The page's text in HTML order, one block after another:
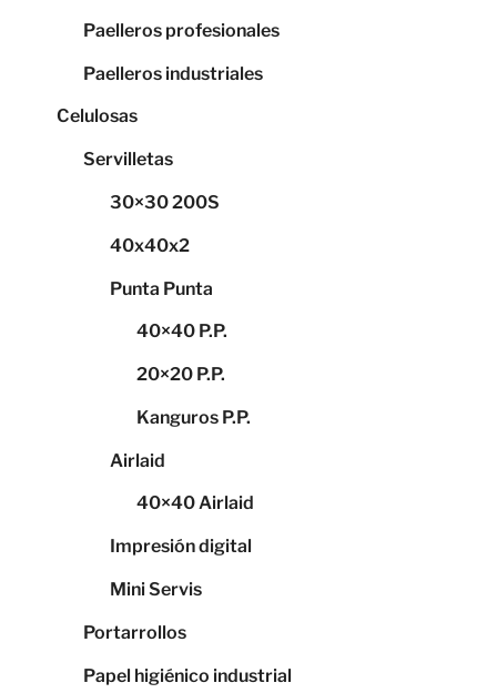
Paelleros profesionales
Paelleros industriales
Celulosas
Servilletas
30×30 200S
40x40x2
Punta Punta
40×40 P.P.
20×20 P.P.
Kanguros P.P.
Airlaid
40×40 Airlaid
Impresión digital
Mini Servis
Portarrollos
Papel higiénico industrial